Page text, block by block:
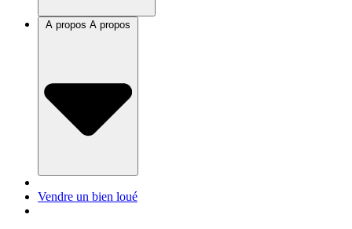
A propos
Vendre un bien loué